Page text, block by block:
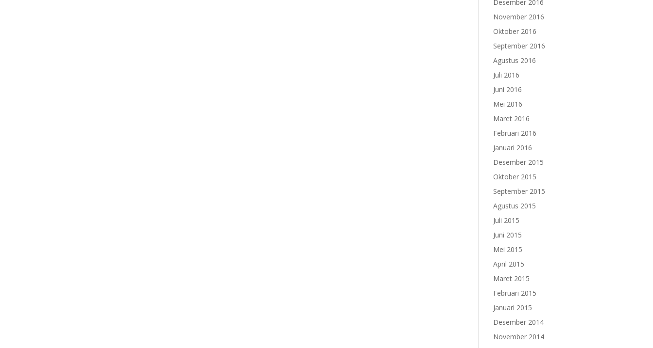
Desember 2016
November 2016
Oktober 2016
September 2016
Agustus 2016
Juli 2016
Juni 2016
Mei 2016
Maret 2016
Februari 2016
Januari 2016
Desember 2015
Oktober 2015
September 2015
Agustus 2015
Juli 2015
Juni 2015
Mei 2015
April 2015
Maret 2015
Februari 2015
Januari 2015
Desember 2014
November 2014